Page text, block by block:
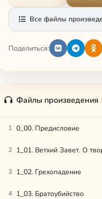
Все файлы
Поделиться:
Файлы произведения
1 0_00. Предисловие
2 1_01. Ветхий Завет. О
3 1_02. Грехопадение
4 1_03. Братоубийство